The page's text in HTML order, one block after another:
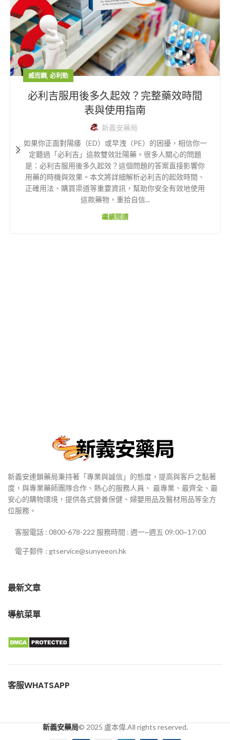
威而鋼, 必利勁
必利吉服用後多久起效？完整藥效時間
表與使用指南
新義安藥局
如果你正面對陽痿（ED）或早洩（PE）的困擾，相信你一
定聽過「必利吉」這款雙效壯陽藥。很多人關心的問題
是：必利吉服用後多久起效？這個問題的答案直接影響你
用藥的時機與效果。本文將詳細解析必利吉的起效時間、
正確用法、購買渠道等重要資訊，幫助你安全有效地使用
這款藥物，重拾自信...
繼續閱讀
新義安連鎖藥局秉持著「專業與誠信」的態度，提高與客戶之黏著
度，與專業藥師團隊合作、熱心的服務人員、 最專業、最齊全、最
安心的購物環境，提供各式營養保健、婦嬰用品及醫材用品等全方
位服務。
客服電話 : 0800-678-222 服務時間 : 週一~週五 09:00~17:00
電子郵件 : gtservice@sunyeeon.hk
最新文章
導航菜單
客服WHATSAPP
新義安藥局© 2025 盧本偉.All rights reserved.